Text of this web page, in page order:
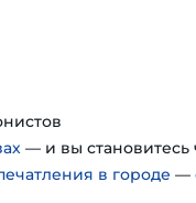
— и вы становитесь
в городе —